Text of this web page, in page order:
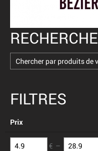
RECHERCHE
FILTRES
Prix
€ –